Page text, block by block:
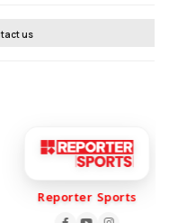
us
Reporter Sports